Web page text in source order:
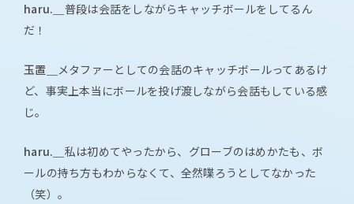
haru.＿ 普段は会話をしながらキャッチボールをしてるん
だ！
玉置＿
メタファーとしての会話のキャッチボールってあるけ
ど、事実上本当にボールを投げ渡しながら会話もしている感
じ。
haru.＿ 私は初めてやったから、グローブのはめかたも、ボ
ールの持ち方もわからなくて、全然喋ろうとしてなかった
（笑）。